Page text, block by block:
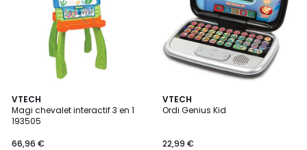
VTECH
Magi chevalet interactif 3 en 1
193505
66,96 €
4,5
/ 5
VTECH
Ordi Genius Kid
22,99 €
4,8
/ 5